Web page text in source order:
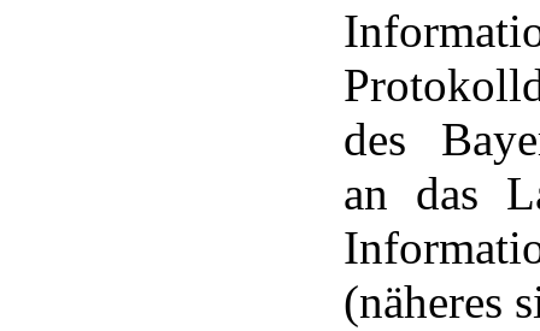
des
an das
(näheres